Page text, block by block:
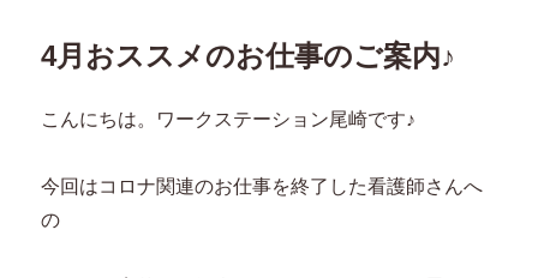
4月おススメのお仕事のご案内♪
こんにちは。ワークステーション尾崎です♪
今回はコロナ関連のお仕事を終了した看護師さんへ
の